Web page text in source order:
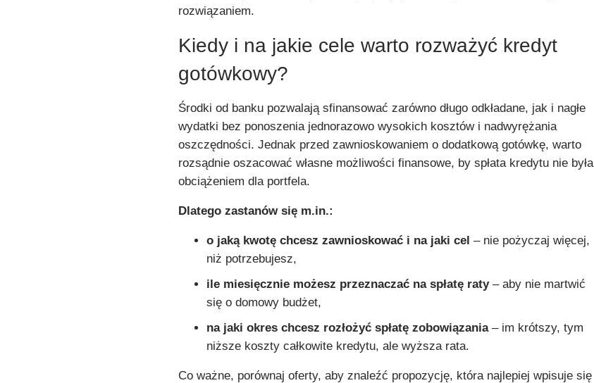
rozwiązaniem.
Kiedy i na jakie cele warto rozważyć kredyt
gotówkowy?
Środki od banku pozwalają sfinansować zarówno długo odkładane, jak i nagłe
wydatki bez ponoszenia jednorazowo wysokich kosztów i nadwyrężania
oszczędności. Jednak przed zawnioskowaniem o dodatkową gotówkę, warto
rozsądnie oszacować własne możliwości finansowe, by spłata kredytu nie była
obciążeniem dla portfela.
Dlatego zastanów się m.in.:
o jaką kwotę chcesz zawnioskować i na jaki cel – nie pożyczaj więcej,
niż potrzebujesz,
ile miesięcznie możesz przeznaczać na spłatę raty– aby nie martwić
się o domowy budżet,
na jaki okres chcesz rozłożyć spłatę zobowiązania– im krótszy, tym
niższe koszty całkowite kredytu, ale wyższa rata.
Co ważne, porównaj oferty, aby znaleźć propozycję, która najlepiej wpisuje się